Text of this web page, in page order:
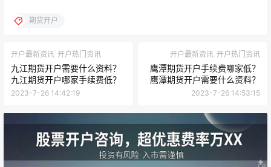
期货开户
开户最新资讯 开户热门资讯
九江期货开户需要什么资料？
九江期货开户哪家手续费低？
2023-7-26 14:42:19
开户最新资讯 开户热门资讯
鹰潭期货开户手续费哪家低？
鹰潭期货开户需要什么资料？
2023-7-26 14:53:15